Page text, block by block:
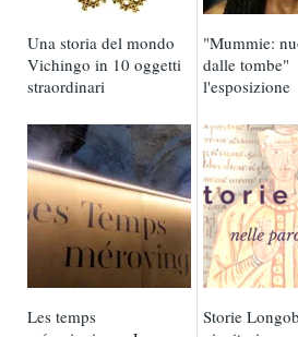
Una storia del mondo
Vichingo in 10 oggetti
straordinari
"Mummie:
dalle tombe"
l'esposizione
Les temps
Storie